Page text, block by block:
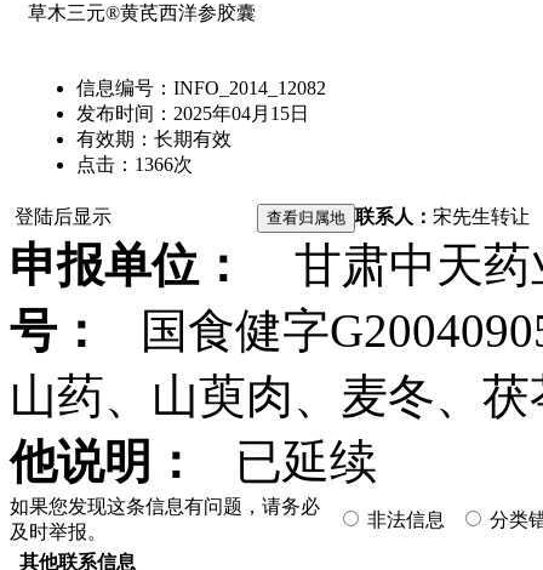
草木三元®黄芪西洋参胶囊
信息编号： INFO_2014_12082
发布时间： 2025年04月15日
有效期： 长期有效
点击： 1366次
登陆后显示 联系人： 宋先生转让
申报单位：
甘肃中天药
号：
国食健字
山药、山萸肉、麦冬、
他说明：
已延续
如果您发现这条信息有问题，请务必
及时举报。
非法信息 分类
其他联系信息